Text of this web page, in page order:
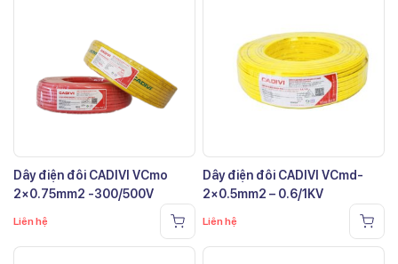
Dây điện đôi CADIVI VCmo
2×0.75mm2 -300/500V
Liên hệ
Dây điện đôi CADIVI VCmd-
2×0.5mm2 – 0.6/1KV
Liên hệ